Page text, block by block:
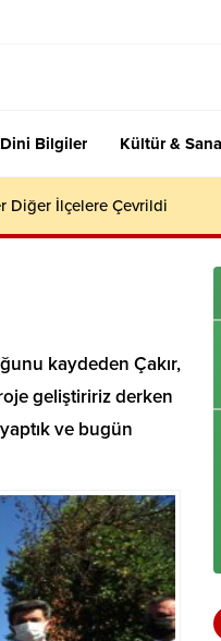
Dini Bilgiler Kültür &
Diğer İlçelere Çevrildi
kaydeden Çakır,
geliştiririz derken
ve bugün